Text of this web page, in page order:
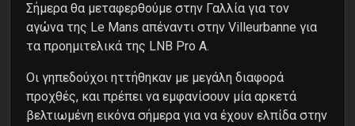
Σήμερα θα μεταφερθούμε στην Γαλλία για τον
αγώνα της Le Mans απέναντι στην Villeurbanne για
τα προημιτελικά της LNB Pro A.
Οι γηπεδούχοι ηττήθηκαν με μεγάλη διαφορά
προχθές, και πρέπει να εμφανίσουν μία αρκετά
βελτιωμένη εικόνα σήμερα για να έχουν ελπίδα στην